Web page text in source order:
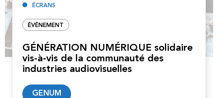
ÉCRANS
ÉVÉNEMENT
GÉNÉRATION NUMÉRIQUE solidaire
vis-à-vis de la communauté des
industries audiovisuelles
GENUM